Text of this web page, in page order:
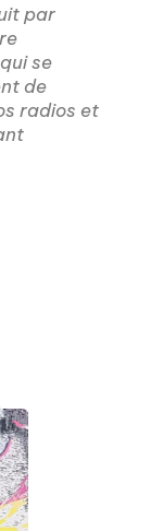
par
se
de
radios et